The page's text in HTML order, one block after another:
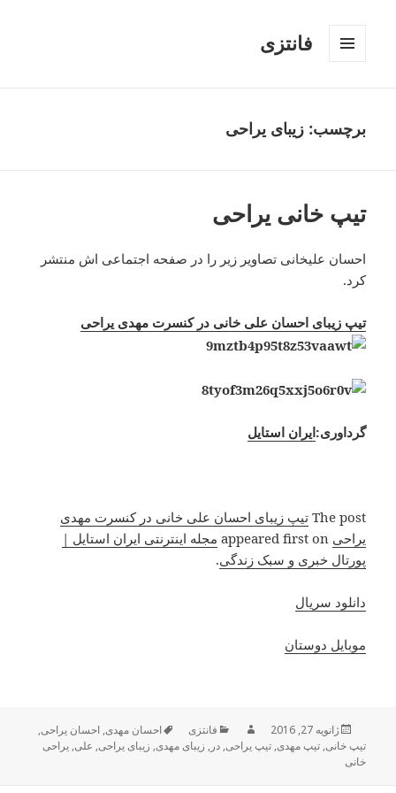
فانتزی
برچسب: زیبای یراحی
تیپ خانی یراحی
احسان علیخانی تصاویر زیر را در صفحه اجتماعی اش منتشر
کرد.
تیپ زیبای احسان علی خانی در کنسرت مهدی یراحی
گرداوری:ایران استایل
The post تیپ زیبای احسان علی خانی در کنسرت مهدی
یراحی appeared first on
مجله اینترنتی ایران استایل |
پورتال خبری و سبک زندگی.
دانلود سریال
موبایل دوستان
ارسال
شده
ژانویه 27, 2016 نویسندهدسته‌ها
فانتزی برچسب‌ها
احسان مهدی,احسان یراحی,
تیپ خانی,تیپ مهدی,تیپ یراحی,در, زیبای مهدی, زیبای یراحی, علی,یراحی
خانی